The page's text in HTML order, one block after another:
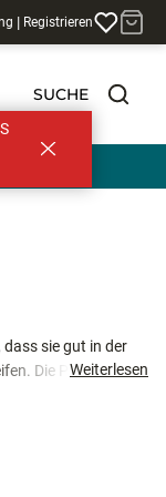
| Registrieren
SUCHE
sie gut in der
Die Pinzette ist aus
Weiterlesen